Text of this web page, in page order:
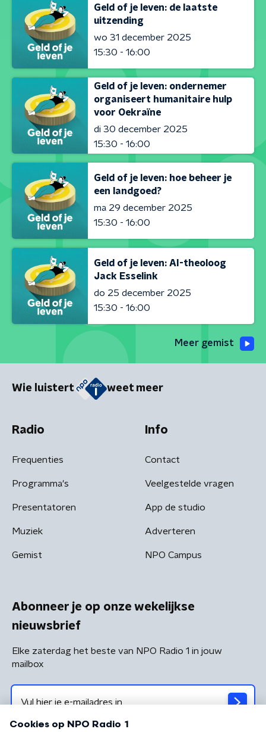
Geld of je leven: de laatste
uitzending
wo 31 december 2025
15:30 - 16:00
Geld of je leven: ondernemer
organiseert humanitaire hulp
voor Oekraïne
di 30 december 2025
15:30 - 16:00
Geld of je leven: hoe beheer je
een landgoed?
ma 29 december 2025
15:30 - 16:00
Geld of je leven: AI-theoloog
Jack Esselink
do 25 december 2025
15:30 - 16:00
Meer gemist
Wie luistert weet meer
Radio
Frequenties
Programma's
Presentatoren
Muziek
Gemist
Info
Contact
Veelgestelde vragen
App de studio
Adverteren
NPO Campus
Abonneer je op onze wekelijkse
nieuwsbrief
Elke zaterdag het beste van NPO Radio 1 in jouw
mailbox